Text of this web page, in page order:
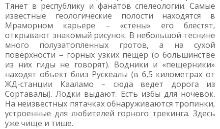
Тянет в республику и фанатов спелеологии. Самые
известные геологические полости находятся в
Мраморном карьере – «стены» его блестят,
открывают знакомый рисунок. В небольшой теснине
много полузатопленных гротов, а на сухой
поверхности – горных узких пещер (о большинстве
из них гиды не говорят). Водники и «пещерники»
находят объект близ Рускеалы (в 6,5 километрах от
ЖД-станции Кааламо – сюда ведет дорога из
Сортавалы). Лодки выдают. Есть избы для ночевок.
На неизвестных пятачках обнаруживаются тропинки,
устроенные для любителей горного трекинга. Здесь
уже чище и тише.